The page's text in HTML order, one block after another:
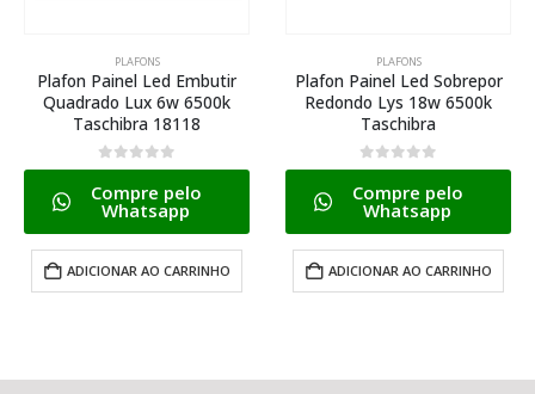
PLAFONS
Plafon Painel Led Embutir
Quadrado Lux 6w 6500k
Taschibra 18118
0de 5
Compre pelo
Whatsapp
ADICIONAR AO CARRINHO
PLAFONS
Plafon Painel Led Sobrepor
Redondo Lys 18w 6500k
Taschibra
0de 5
Compre pelo
Whatsapp
ADICIONAR AO CARRINHO